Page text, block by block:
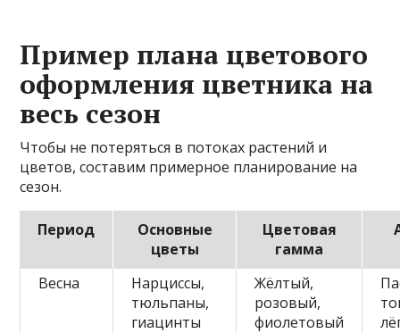
Пример плана цветового
оформления цветника на
весь сезон
Чтобы не потеряться в потоках растений и
цветов, составим примерное планирование на
сезон.
Период
Основные
цветы
Цветовая
гамма
Весна
Нарциссы,
тюльпаны,
гиацинты
Жёлтый,
розовый,
фиолетовый